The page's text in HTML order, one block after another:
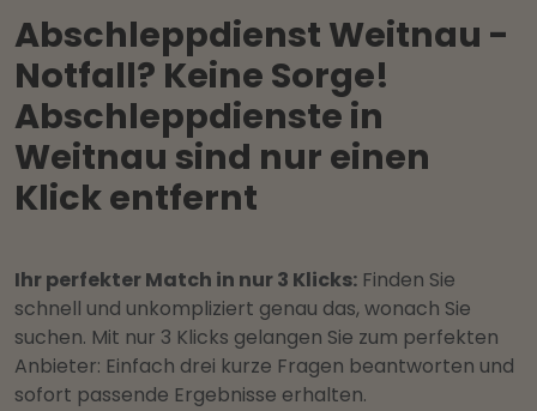
Abschleppdienst Weitnau -
Notfall? Keine Sorge!
Abschleppdienste in
Weitnau sind nur einen
Klick entfernt
Ihr perfekter Match in nur 3 Klicks: Finden Sie
schnell und unkompliziert genau das, wonach Sie
suchen. Mit nur 3 Klicks gelangen Sie zum perfekten
Anbieter: Einfach drei kurze Fragen beantworten und
sofort passende Ergebnisse erhalten.